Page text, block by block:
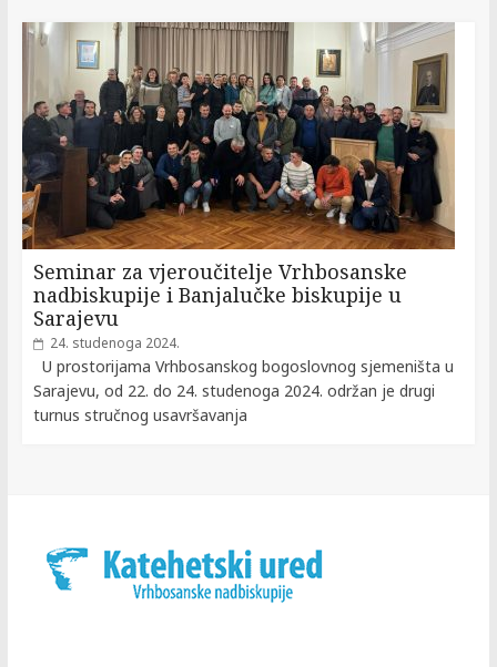
Seminar za vjeroučitelje Vrhbosanske
nadbiskupije i Banjalučke biskupije u
Sarajevu
24. studenoga 2024.
U prostorijama Vrhbosanskog bogoslovnog sjemeništa u
Sarajevu, od 22. do 24. studenoga 2024. održan je drugi
turnus stručnog usavršavanja